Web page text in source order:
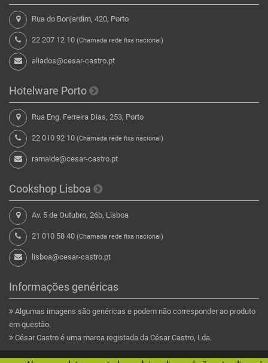
Rua do Bonjardim, 420, Porto
22 207 12 10 (Chamada rede fixa nacional)
aliados@cesar-castro.pt
Hotelware Porto
Rua Eng. Ferreira Dias, 253, Porto
22 010 92 10 (Chamada rede fixa nacional)
ramalde@cesar-castro.pt
Cookshop Lisboa
Av. 5 de Outubro, 26b, Lisboa
21 010 58 40 (Chamada rede fixa nacional)
lisboa@cesar-castro.pt
Informações genéricas
Algumas imagens são genéricas e podem não corresponder ao produto
em questão.
César Castro é uma marca registada da César Castro, Lda.